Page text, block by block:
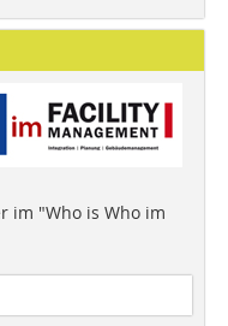
im "Who is Who im